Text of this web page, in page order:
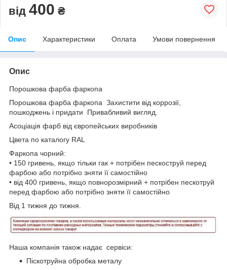
від 400 ₴
Опис Характеристики Оплата Умови повернення
Опис
Порошкова фарба фаркопа
Порошкова фарба фаркопа Захистити від коррозії,
пошкоджень і придати Привабливий вигляд.
Асоціація фарб від європейських виробників
Цвета по каталогу RAL
Фаркопа чорний:
• 150 гривень, якщо тільки гак + потрібен пескоструй перед
фарбою або потрібно зняти її самостійно
• від 400 гривень, якщо повнорозмірний + потрібен пескотруй
перед фарбою або потрібно зняти її самостійно
Від 1 тижня до тижня.
Наша компанія також надає сервіси:
Піскотруйна обробка металу